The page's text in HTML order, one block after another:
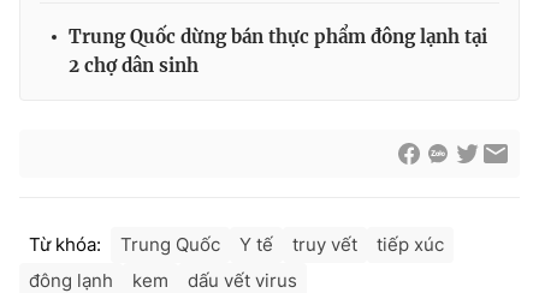
Email: toasoan@vtv.vn
Liên hệ quảng cáo:
Trung Quốc dừng bán thực phẩm đông lạnh tại
2 chợ dân sinh
Từ khóa: Trung Quốc Y tế truy vết
tiếp xúc
đông lạnh
kem dấu vết virus